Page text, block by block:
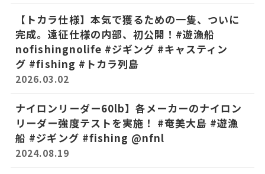
【トカラ仕様】本気で獲るための一隻、ついに
完成。遠征仕様の内部、初公開！#遊漁船
nofishingnolife #ジギング #キャスティン
グ #fishing #トカラ列島
2026.03.02
ナイロンリーダー60lb】各メーカーのナイロン
リーダー強度テストを実施！ #奄美大島 #遊漁
船 #ジギング #fishing ​‪@nfnl‬
2024.08.19